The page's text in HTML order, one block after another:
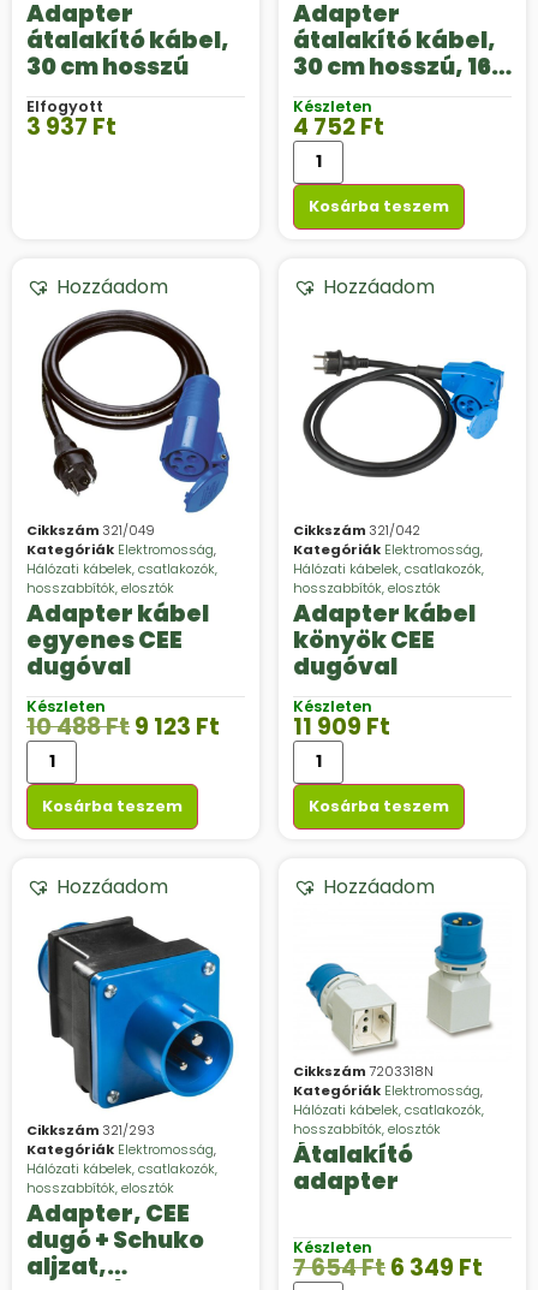
Adapter
átalakító kábel,
30 cm hosszú
Elfogyott
3 937 Ft
Adapter
átalakító kábel,
30 cm hosszú, 16
A
Készleten
4 752Ft
Kosárba teszem
Hozzáadom
Cikkszám 321/049
Kategóriák Elektromosság,
Hálózati kábelek, csatlakozók,
hosszabbítók, elosztók
Adapter kábel
egyenes CEE
dugóval
Készleten
10 488Ft9 123 Ft
Kosárba teszem
Hozzáadom
Cikkszám 321/042
Kategóriák Elektromosság,
Hálózati kábelek, csatlakozók,
hosszabbítók, elosztók
Adapter kábel
könyök CEE
dugóval
Készleten
11 909 Ft
Kosárba teszem
Hozzáadom
Cikkszám 321/293
Kategóriák Elektromosság,
Hálózati kábelek, csatlakozók,
hosszabbítók, elosztók
Adapter, CEE
dugó + Schuko
aljzat,
Hozzáadom
Cikkszám7203318N
Kategóriák Elektromosság,
Hálózati kábelek, csatlakozók,
hosszabbítók, elosztók
Átalakító
adapter
Készleten
7 654Ft6 349 Ft